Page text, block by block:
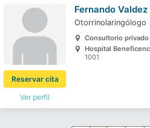
Ver perfil
Reservar cita
Fernando
Otorrinolaringólogo
Consultorio
Hospital
1001